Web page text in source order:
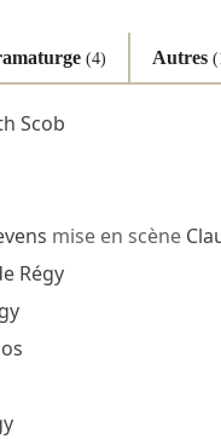
(4) Autres
Scob
mise en scène
Régy